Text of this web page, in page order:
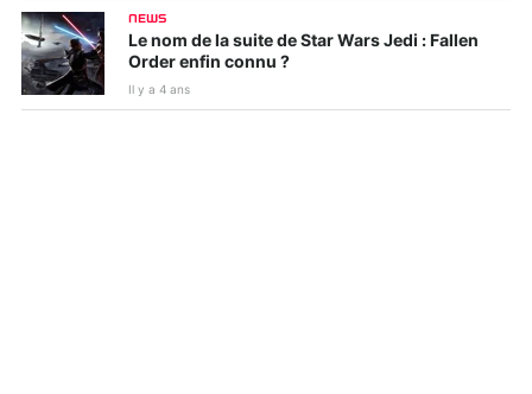
NEWS
Le nom de la suite de Star Wars Jedi : Fallen
Order enfin connu ?
Il y a 4 ans